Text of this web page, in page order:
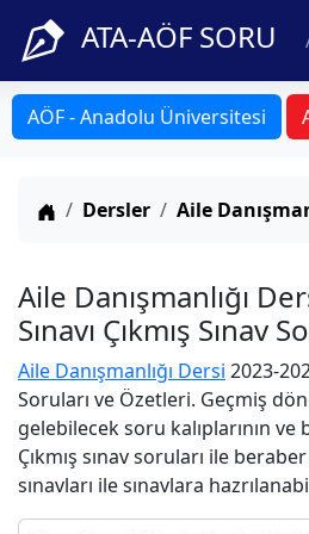
ATA-AÖF SORU
AÖF - Anadolu Üniversitesi
Anasayfa
Dersler Aile
Aile Danışmanlığı
Sınavı Çıkmış Sınav
Aile Danışmanlığı Dersi 2023-
Soruları ve Özetleri. Geçmiş
gelebilecek soru kalıplarının
Çıkmış sınav soruları ile
sınavları ile sınavlara